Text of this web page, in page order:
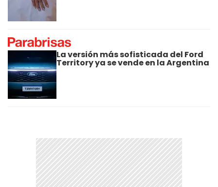
La versión más sofisticada del Ford
Territory ya se vende en la Argentina